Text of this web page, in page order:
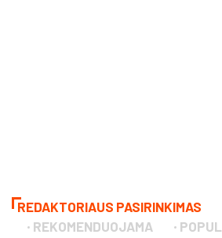
REDAKTORIAUS PASIRINKIMAS
REKOMENDUOJAMA